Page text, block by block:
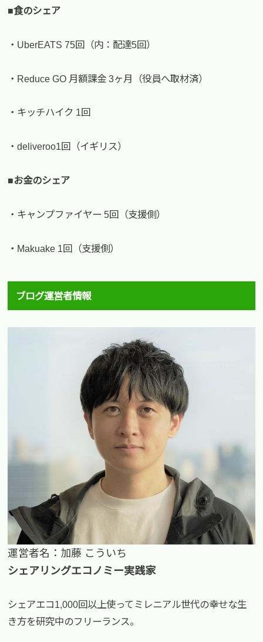
■食のシェア
・UberEATS 75回（内：配達5回）
・Reduce GO 月額課金 3ヶ月（役員へ取材済）
・キッチハイク 1回
・deliveroo1回（イギリス）
■お金のシェア
・キャンプファイヤー 5回（支援側）
・Makuake 1回（支援側）
ブログ運営者情報
運営者名：加藤 こういち
シェアリングエコノミー実践家
シェアエコ1,000回以上使ってミレニアル世代の幸せな生
き方を研究中のフリーランス。